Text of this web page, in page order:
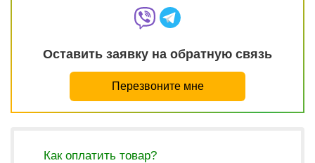
Оставить заявку на обратную связь
Перезвоните мне
Как оплатить товар?